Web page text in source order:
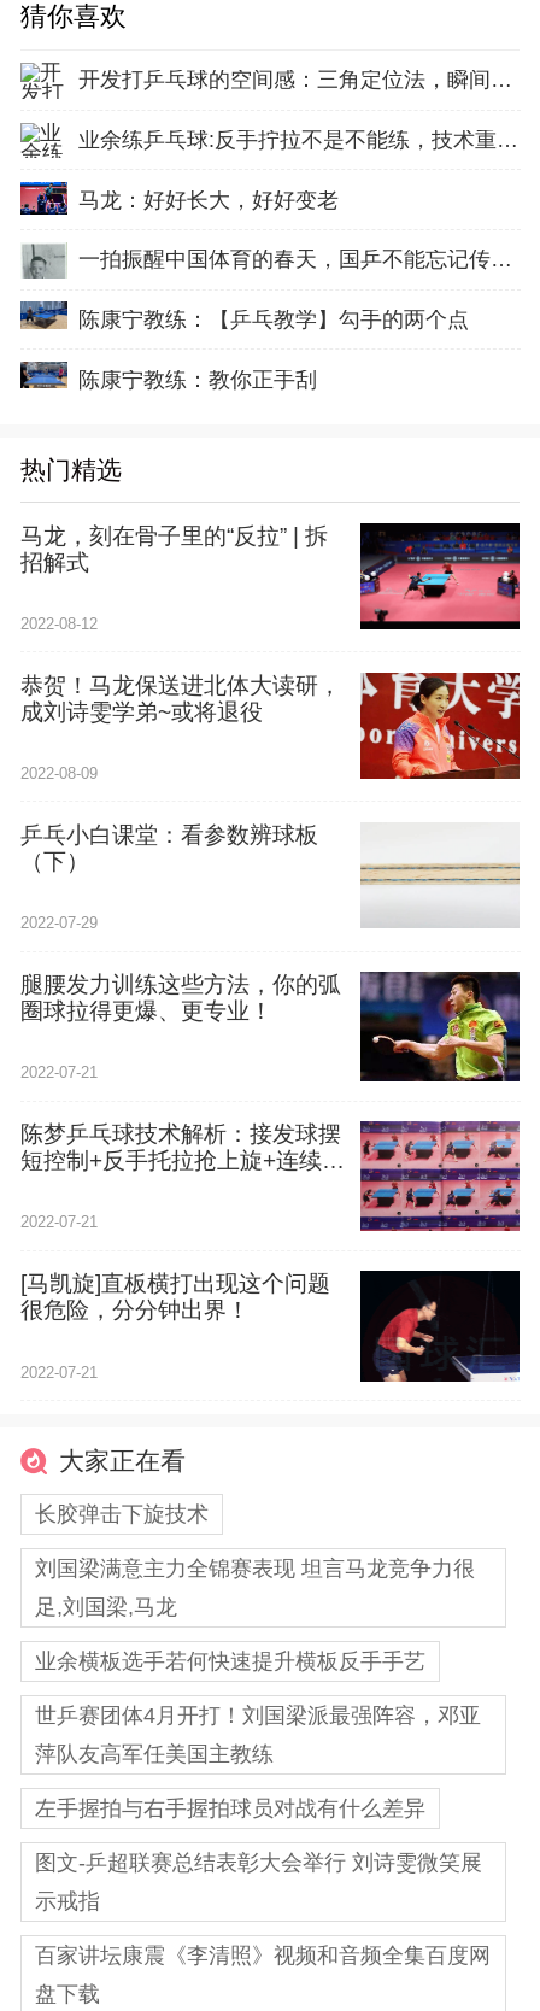
猜你喜欢
开发打乒乓球的空间感：三角定位法，瞬间找准最佳击球点
业余练乒乓球:反手拧拉不是不能练，技术重点就不在手上
马龙：好好长大，好好变老
一拍振醒中国体育的春天，国乒不能忘记传奇前辈这份初心！
陈康宁教练：【乒乓教学】勾手的两个点
陈康宁教练：教你正手刮
热门精选
马龙，刻在骨子里的“反拉” | 拆
招解式
2022-08-12
恭贺！马龙保送进北体大读研，
成刘诗雯学弟~或将退役
2022-08-09
乒乓小白课堂：看参数辨球板
（下）
2022-07-29
腿腰发力训练这些方法，你的弧
圈球拉得更爆、更专业！
2022-07-21
陈梦乒乓球技术解析：接发球摆
短控制+反手托拉抢上旋+连续发
2022-07-21
[马凯旋]直板横打出现这个问题
很危险，分分钟出界！
2022-07-21
大家正在看
长胶弹击下旋技术
刘国梁满意主力全锦赛表现 坦言马龙竞争力很
足,刘国梁,马龙
业余横板选手若何快速提升横板反手手艺
世乒赛团体4月开打！刘国梁派最强阵容，邓亚
萍队友高军任美国主教练
左手握拍与右手握拍球员对战有什么差异
图文-乒超联赛总结表彰大会举行 刘诗雯微笑展
示戒指
百家讲坛康震《李清照》视频和音频全集百度网
盘下载